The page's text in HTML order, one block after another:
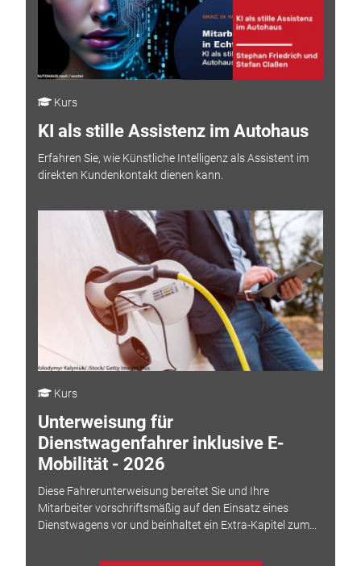
Kurs
KI als stille Assistenz im Autohaus
Erfahren Sie, wie Künstliche Intelligenz als Assistent im
direkten Kundenkontakt dienen kann.
Kurs
Unterweisung für
Dienstwagenfahrer inklusive E-
Mobilität - 2026
Diese Fahrerunterweisung bereitet Sie und Ihre
Mitarbeiter vorschriftsmäßig auf den Einsatz eines
Dienstwagens vor und beinhaltet ein Extra-Kapitel zum...